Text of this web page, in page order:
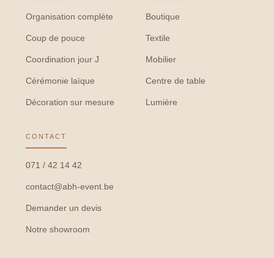
Organisation complète
Coup de pouce
Coordination jour J
Cérémonie laïque
Décoration sur mesure
Boutique
Textile
Mobilier
Centre de table
Lumière
CONTACT
071 / 42 14 42
contact@abh-event.be
Demander un devis
Notre showroom